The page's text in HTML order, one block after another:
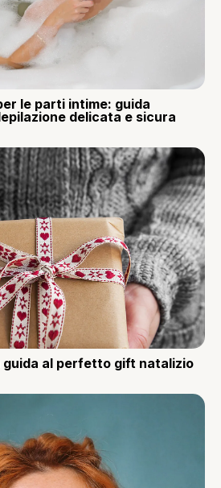
le parti intime: guida
delicata e sicura
guida al perfetto gift natalizio